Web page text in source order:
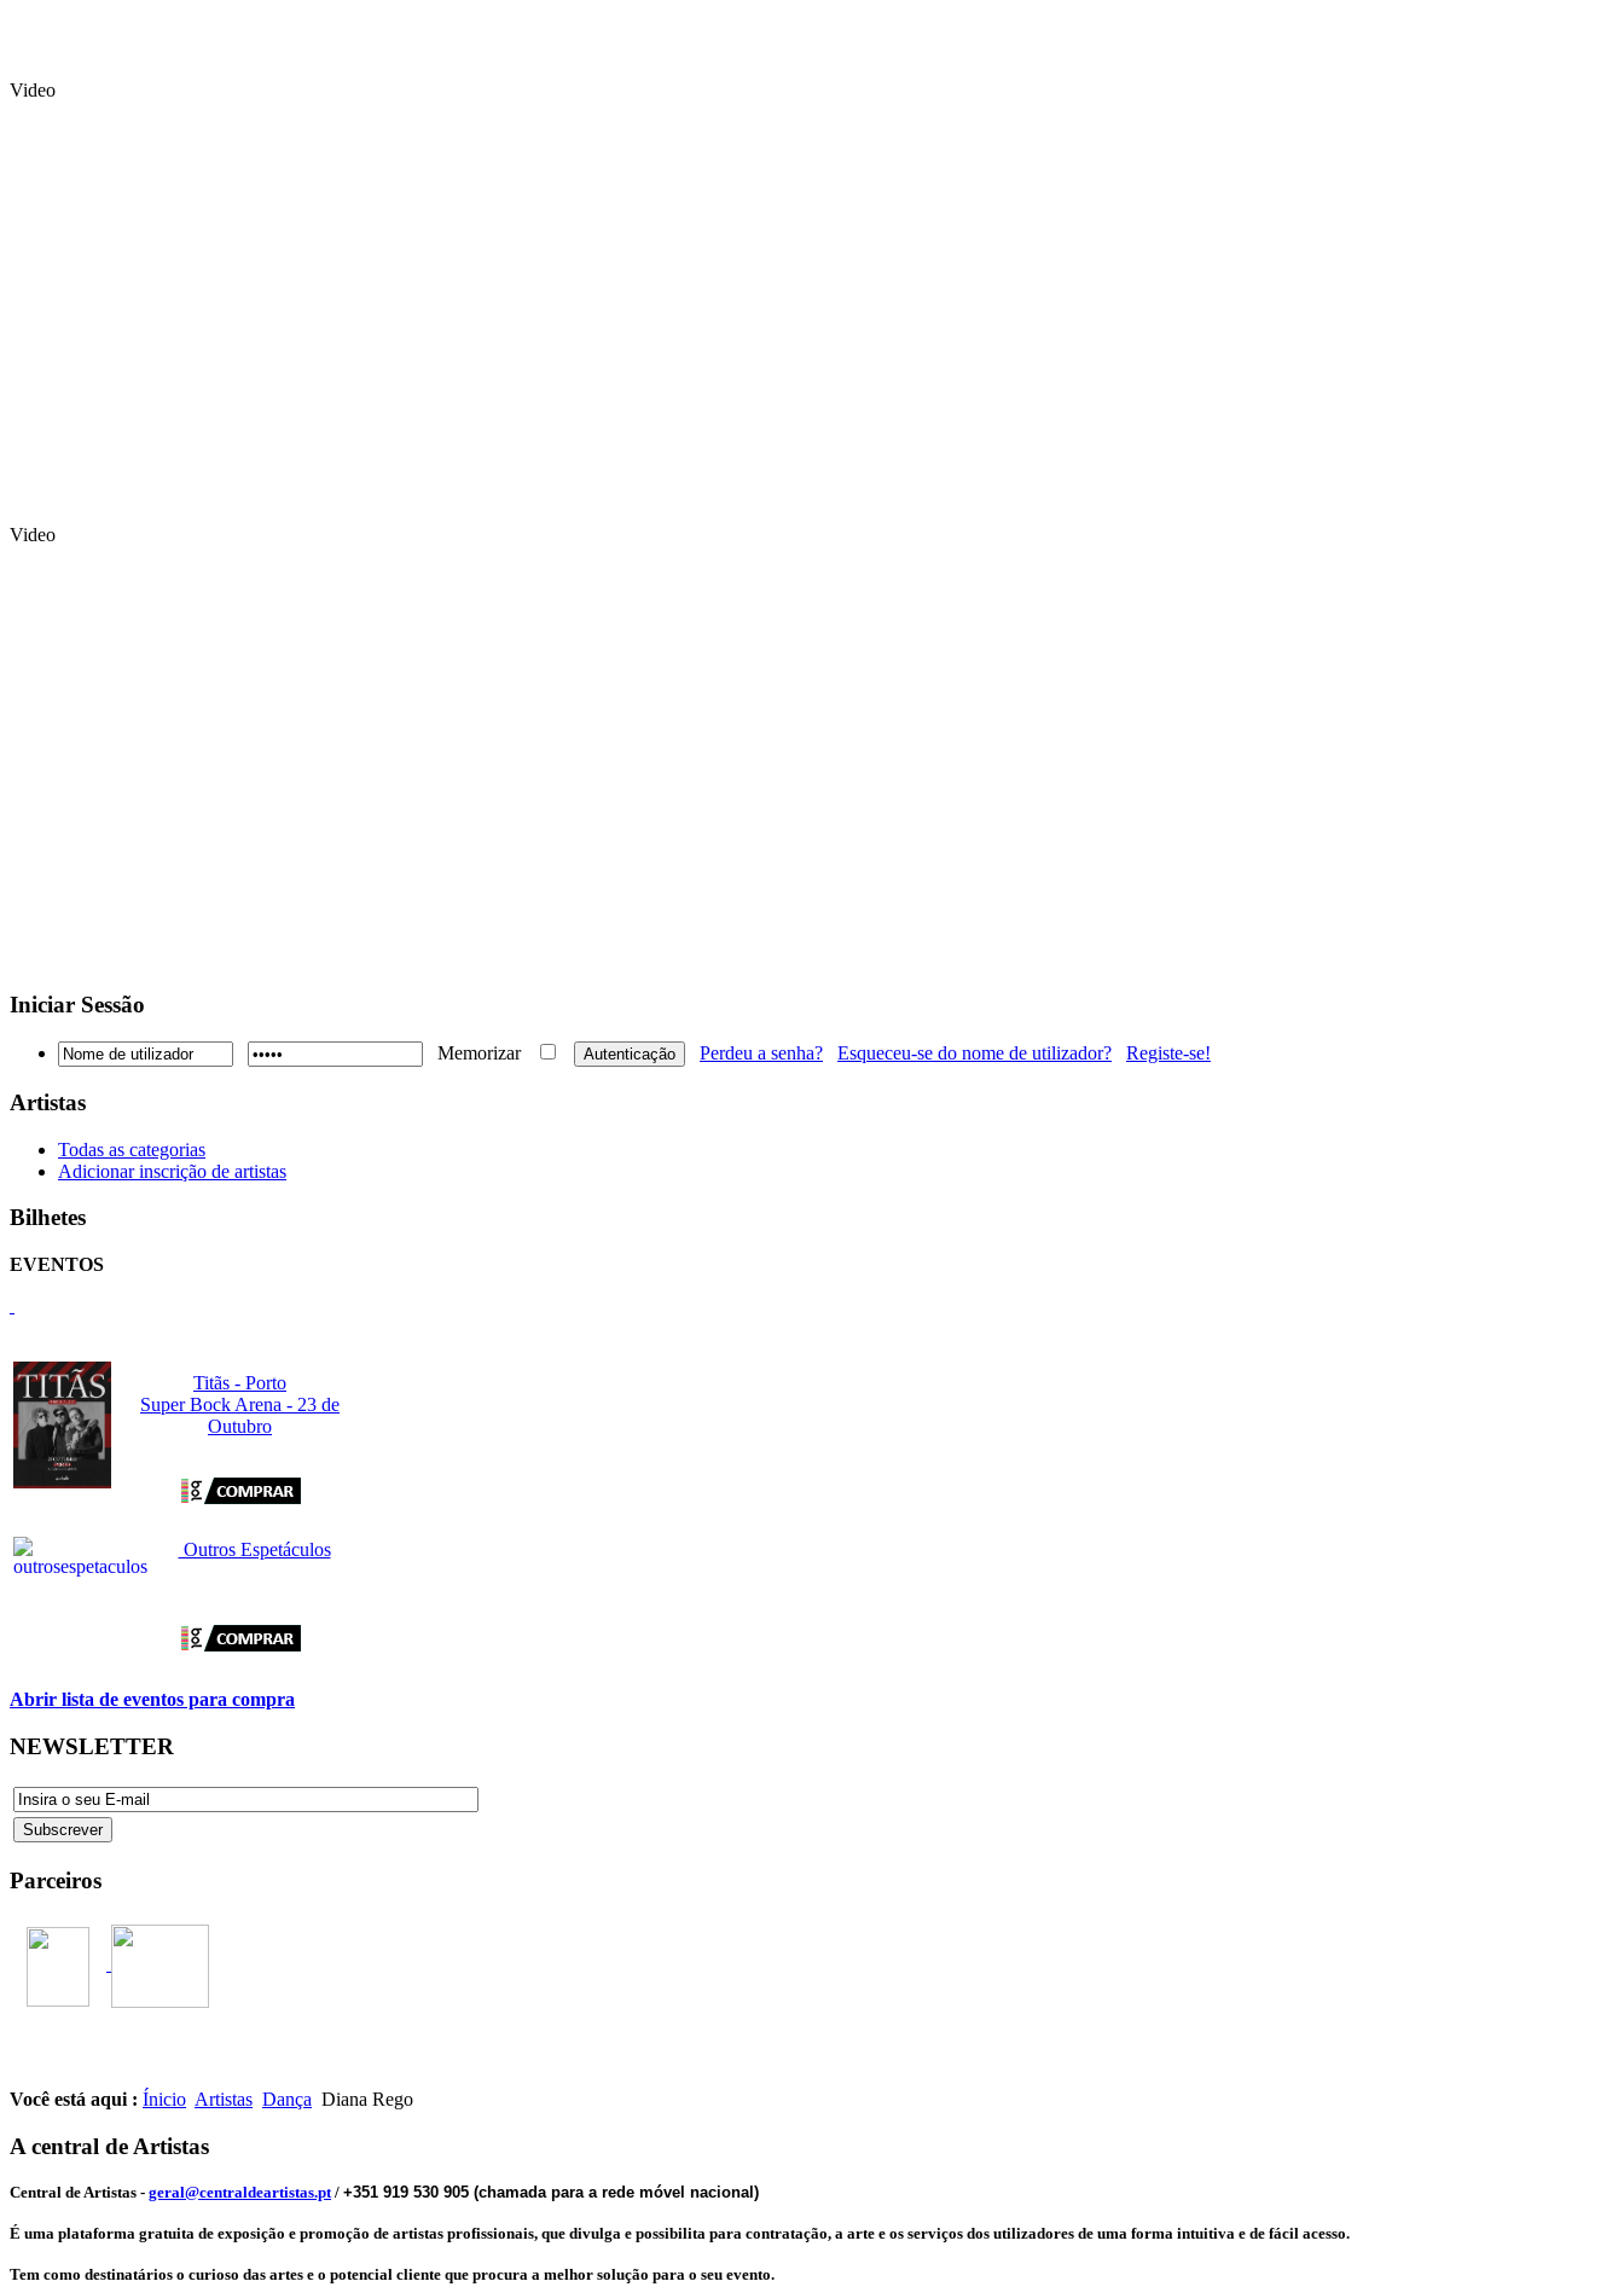
Video
Video
Iniciar Sessão
Memorizar Perdeu a senha? Esqueceu-se do nome de utilizador? Registe-se!
Artistas
Todas as categorias
Adicionar inscrição de artistas
Bilhetes
EVENTOS
Titãs - Porto
Super Bock Arena - 23 de
Outubro
Outros Espetáculos
Abrir lista de eventos para compra
NEWSLETTER
Parceiros
Você está aqui : Ínicio Artistas Dança Diana Rego
A central de Artistas
Central de Artistas - geral@centraldeartistas.pt/ +351 919 530 905 (chamada para a rede móvel nacional)
É uma plataforma gratuita de exposição e promoção de artistas profissionais, que divulga e possibilita para contratação, a arte e os serviços dos utilizadores de uma forma intuitiva e de fácil acesso.
Tem como destinatários o curioso das artes e o potencial cliente que procura a melhor solução para o seu evento.